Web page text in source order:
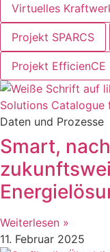
Virtuelles
Projekt SPARCS
Projekt EfficienCE
Daten und Prozesse
Smart,
Weiterlesen »
11. Februar 2025